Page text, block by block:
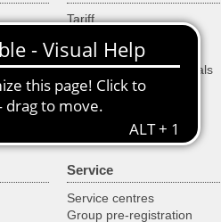
Tariff
Discounts
Cycles, Objects & Animals
Buying Tickets
Special tickets
Service
Service centres
Group pre-registration